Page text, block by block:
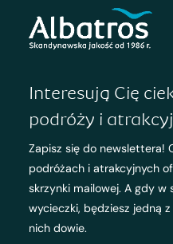
Interesują Cię
podróży i
Zapisz się do newslettera!
podróżach i atrakcyjnych
skrzynki mailowej. A gdy w
wycieczki, będziesz jedną
nich dowie.